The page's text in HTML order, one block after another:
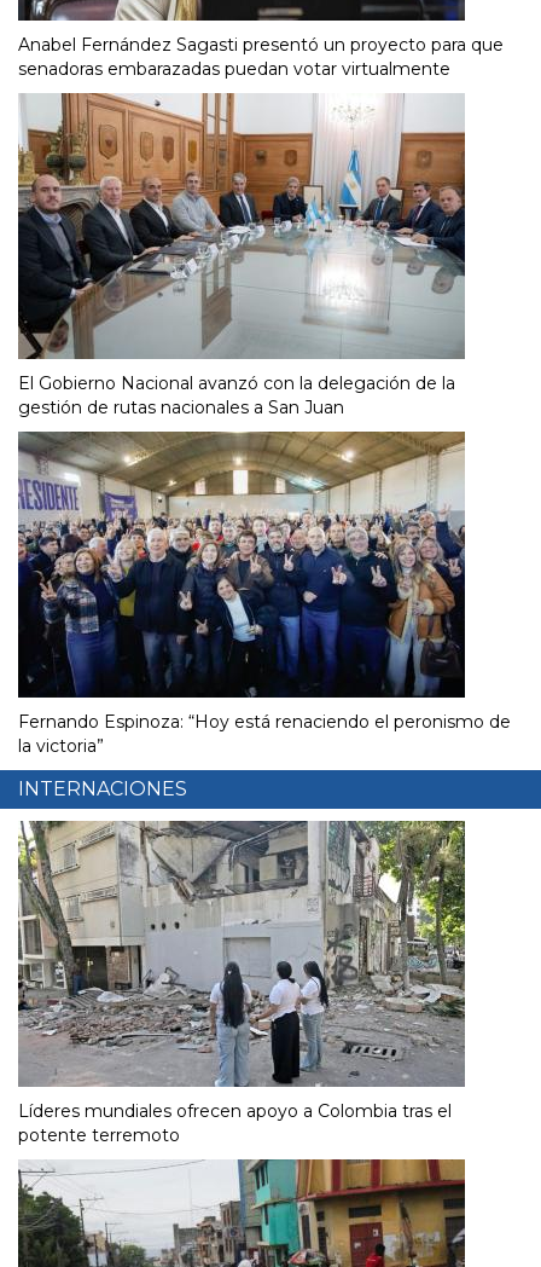
Anabel Fernández Sagasti presentó un proyecto para que
senadoras embarazadas puedan votar virtualmente
El Gobierno Nacional avanzó con la delegación de la
gestión de rutas nacionales a San Juan
Fernando Espinoza: “Hoy está renaciendo el peronismo de
la victoria”
INTERNACIONES
Líderes mundiales ofrecen apoyo a Colombia tras el
potente terremoto